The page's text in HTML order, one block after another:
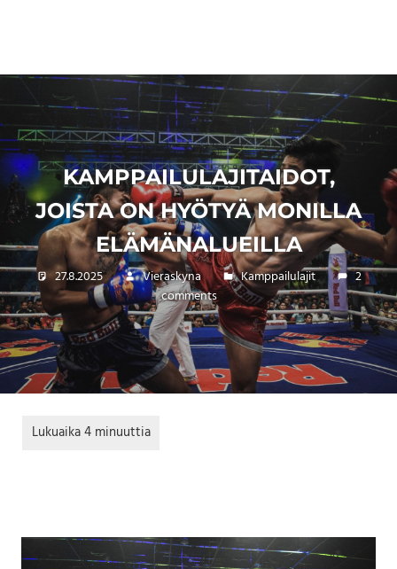
KAMPPAILULAJITAIDOT,
JOISTA ON HYÖTYÄ MONILLA
ELÄMÄNALUEILLA
27.8.2025 Vieraskyna Kamppailulajit
2
comments